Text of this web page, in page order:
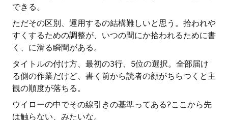
できる。
ただその区別、運用するの結構難しいと思う。拾われや
すくするための調整が、いつの間にか拾われるために書
く、に滑る瞬間がある。
タイトルの付け方、最初の3行、5位の選択。全部届け
る側の作業だけど、書く前から読者の顔がちらつくと主
観の順度が落ちる。
ウイローの中でその線引きの基準ってある?ここから先
は触らない、みたいな。